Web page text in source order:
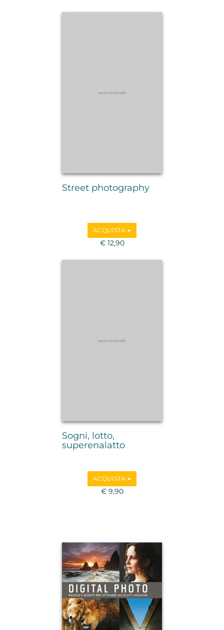
Street photography
ACQUISTA
€ 12,90
Sogni, lotto,
superenalatto
ACQUISTA
€ 9,90